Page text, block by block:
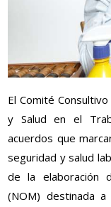
El Comité
y Salud en el
acuerdos que
seguridad y salud
de la elaboración
(NOM) destinada